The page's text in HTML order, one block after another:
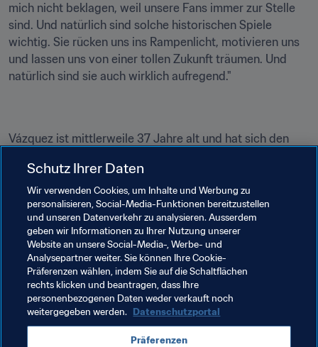
mich nicht beklagen, weil unsere Fans immer zur Stelle
sind. Und natürlich sind solche historischen Spiele
wichtig. Sie rücken uns ins Rampenlicht, motivieren uns
und lassen uns von einer tollen Zukunft träumen. Und
natürlich sind sie auch wirklich aufregend."
Vázquez ist mittlerweile 37 Jahre alt und hat sich den
den Fussball hält jedoch an und sie will noch einige
Spielzeiten bestreiten. "Der Fussball war immer ein
Hobby für mich. Ich glaube, deshalb hatte ich immer so
viel Spaß daran. Ich spiele, weil es mir gefällt, nicht weil
ich muss. Außerdem bin ich von Verletzungen
weitgehend verschont geblieben und brauche nie lange,
um wieder fit zu werden."
Verwandte Themen
Schutz Ihrer Daten
Wir verwenden Cookies, um Inhalte und Werbung zu
personalisieren, Social-Media-Funktionen bereitzustellen
und unseren Datenverkehr zu analysieren. Ausserdem
geben wir Informationen zu Ihrer Nutzung unserer
Website an unsere Social-Media-, Werbe- und
Analysepartner weiter. Sie können Ihre Cookie-
Präferenzen wählen, indem Sie auf die Schaltflächen
rechts klicken und beantragen, dass Ihre
personenbezogenen Daten weder verkauft noch
weitergegeben werden. Datenschutzportal
Präferenzen